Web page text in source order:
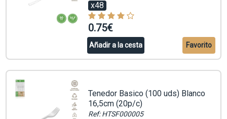
x48
0.75€
Añadir a la cesta Favorito
Tenedor Basico (100 uds) Blanco
16,5cm (20p/c)
Ref: HTSF000005